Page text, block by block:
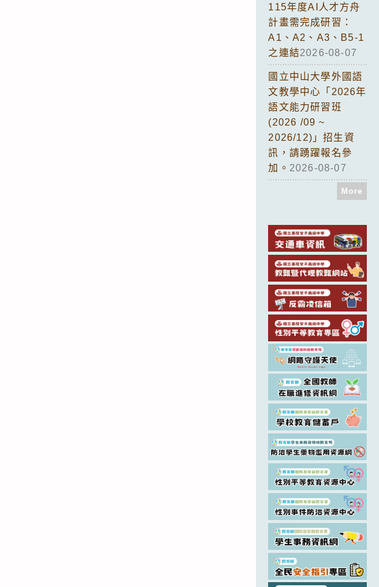
115年度AI人才方舟
計畫需完成研習：
A1、A2、A3、B5-1
之連結2026-08-07
國立中山大學外國語
文教學中心「2026年
語文能力研習班
(2026 /09 ~
2026/12)」招生資
訊，請踴躍報名參
加。 2026-08-07
More